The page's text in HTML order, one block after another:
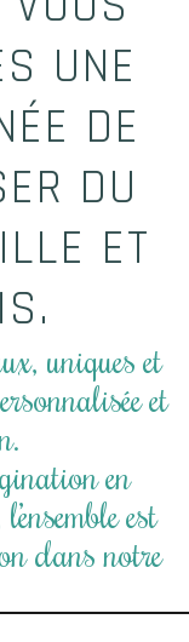
UNE
DE
DU
ET
uniques et
et
en
est
dans notre